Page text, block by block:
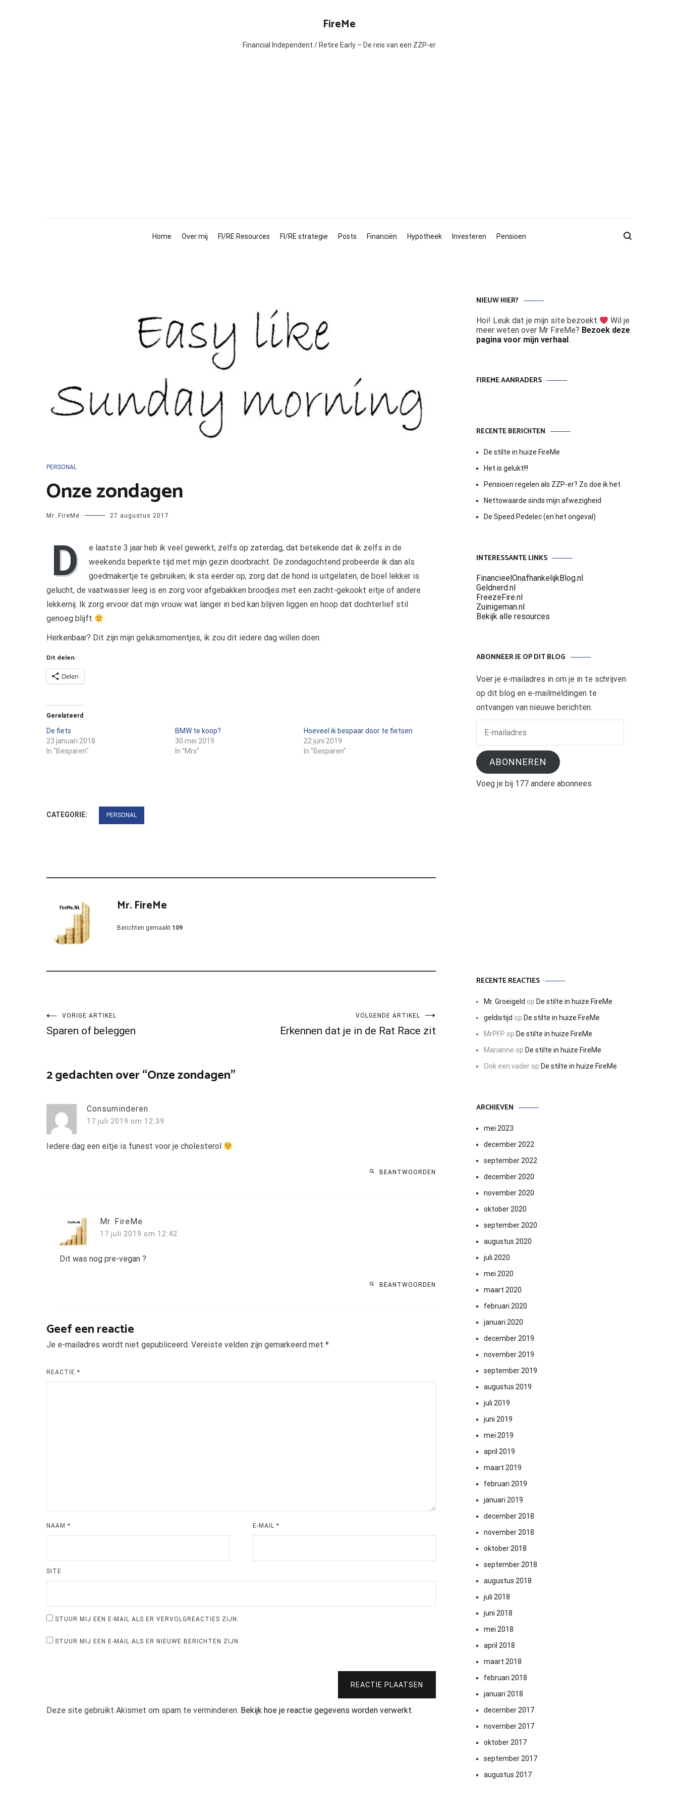
FireMe
Financial Independent / Retire Early – De reis van een ZZP-er
Home Over mij FI/RE Resources FI/RE strategie Posts Financiën Hypotheek Investeren Pensioen
PERSONAL
Onze zondagen
Mr. FireMe 27 augustus 2017
D
e laatste 3 jaar heb ik veel gewerkt, zelfs op zaterdag, dat betekende dat ik zelfs in de
weekends beperkte tijd met mijn gezin doorbracht. De zondagochtend probeerde ik dan als
goedmakertje te gebruiken; ik sta eerder op, zorg dat de hond is uitgelaten, de boel lekker is
gelucht, de vaatwasser leeg is en zorg voor afgebakken broodjes met een zacht-gekookt eitje of andere
lekkernij. Ik zorg ervoor dat mijn vrouw wat langer in bed kan blijven liggen en hoop dat dochterlief stil
genoeg blijft
Herkenbaar? Dit zijn mijn geluksmomentjes, ik zou dit iedere dag willen doen.
Dit delen:
Delen
Gerelateerd
De fiets
23 januari 2018
In "Besparen"
BMW te koop?
30 mei 2019
In "Mrs"
Hoeveel ik bespaar door te fietsen
22 juni 2019
In "Besparen"
CATEGORIE: PERSONAL
Mr. FireMe
Berichten gemaakt 109
Bericht
VORIGE ARTIKEL
Sparen of beleggen
VOLGENDE ARTIKEL
Erkennen dat je in de Rat Race zit
2 gedachten over “Onze zondagen”
Consuminderen
17 juli 2019 om 12:39
Iedere dag een eitje is funest voor je cholesterol
BEANTWOORDEN
Mr. FireMe
17 juli 2019 om 12:42
Dit was nog pre-vegan ?
BEANTWOORDEN
Geef een reactie
Je e-mailadres wordt niet gepubliceerd. Vereiste velden zijn gemarkeerd met *
REACTIE *
NAAM * E-MAIL*
SITE
STUUR MIJ EEN E-MAIL ALS ER VERVOLGREACTIES ZIJN.
STUUR MIJ EEN E-MAIL ALS ER NIEUWE BERICHTEN ZIJN.
REACTIE PLAATSEN
Deze site gebruikt Akismet om spam te verminderen. Bekijk hoe je reactie gegevens worden verwerkt.
NIEUW HIER?
Hoi! Leuk dat je mijn site bezoekt
Wil je
meer weten over Mr FireMe? Bezoek deze
pagina voor mijn verhaal.
FIREME AANRADERS
RECENTE BERICHTEN
De stilte in huize FireMe
Het is gelukt!!!
Pensioen regelen als ZZP-er? Zo doe ik het
Nettowaarde sinds mijn afwezigheid
De Speed Pedelec (en het ongeval)
INTERESSANTE LINKS
FinancieelOnafhankelijkBlog.nl
Geldnerd.nl
FreezeFire.nl
Zuinigeman.nl
Bekijk alle resources
ABONNEER JE OP DIT BLOG
Voer je e-mailadres in om je in te schrijven
op dit blog en e-mailmeldingen te
ontvangen van nieuwe berichten.
ABONNEREN
Voeg je bij 177 andere abonnees
RECENTE REACTIES
Mr. Groeigeld op De stilte in huize FireMe
geldistijd op De stilte in huize FireMe
MrPFP op De stilte in huize FireMe
Marianne op De stilte in huize FireMe
Ook een vader op De stilte in huize FireMe
ARCHIEVEN
mei 2023
december 2022
september 2022
december 2020
november 2020
oktober 2020
september 2020
augustus 2020
juli 2020
mei 2020
maart 2020
februari 2020
januari 2020
december 2019
november 2019
september 2019
augustus 2019
juli 2019
juni 2019
mei 2019
april 2019
maart 2019
februari 2019
januari 2019
december 2018
november 2018
oktober 2018
september 2018
augustus 2018
juli 2018
juni 2018
mei 2018
april 2018
maart 2018
februari 2018
januari 2018
december 2017
november 2017
oktober 2017
september 2017
augustus 2017